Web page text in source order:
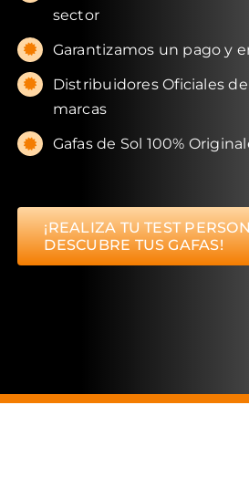
sector
Garantizamos un pago y
Distribuidores Oficiales
marcas
Gafas de Sol 100%
¡REALIZA TU TEST
DESCUBRE TUS GAFAS!